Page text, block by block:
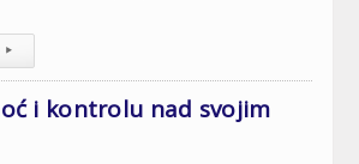
▸
i kontrolu nad svojim